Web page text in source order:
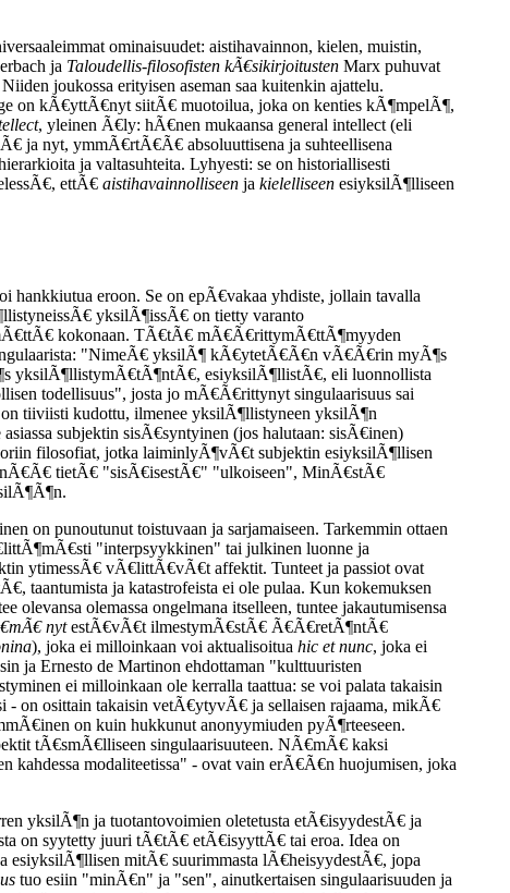
ominaisuudet: aistihavainnon, kielen, muistin,
ja Taloudellis-filosofisten kÃ€sikirjoitusten Marx puhuvat
joukossa erityisen aseman saa kuitenkin ajattelu.
on kÃ€yttÃ€nyt siitÃ€ muotoilua, joka on kenties kÃ¶mpelÃ¶,
, yleinen Ã€ly: hÃ€nen mukaansa general intellect (eli
ja nyt, ymmÃ€rtÃ€Ã€ absoluuttisena ja suhteellisena
ja valtasuhteita. Lyhyesti: se on historiallisesti
ettÃ€ aistihavainnolliseen ja kielelliseen esiyksilÃ¶lliseen
eroon. Se on epÃ€vakaa yhdiste, jollain tavalla
yksilÃ¶issÃ€ on tietty varanto
kokonaan. TÃ€tÃ€ mÃ€Ã€rittymÃ€ttÃ¶myyden
"NimeÃ€ yksilÃ¶ kÃ€ytetÃ€Ã€n vÃ€Ã€rin myÃ¶s
yksilÃ¶llistymÃ€tÃ¶ntÃ€, esiyksilÃ¶llistÃ€, eli luonnollista
todellisuus", josta jo mÃ€Ã€rittynyt singulaarisuus sai
tiiviisti kudottu, ilmenee yksilÃ¶llistyneen yksilÃ¶n
subjektin sisÃ€syntyinen (jos halutaan: sisÃ€inen)
filosofiat, jotka laiminlyÃ¶vÃ€t subjektin esiyksilÃ¶llisen
tietÃ€ "sisÃ€isestÃ€" "ulkoiseen", MinÃ€stÃ€
on punoutunut toistuvaan ja sarjamaiseen. Tarkemmin ottaen
"interpsyykkinen" tai julkinen luonne ja
ytimessÃ€ vÃ€littÃ€vÃ€t affektit. Tunteet ja passiot ovat
taantumista ja katastrofeista ei ole pulaa. Kun kokemuksen
olemassa ongelmana itselleen, tuntee jakautumisensa
nytestÃ€vÃ€t ilmestymÃ€stÃ€ Ã€Ã€retÃ¶ntÃ€
), joka ei milloinkaan voi aktualisoitua hic et nunc, joka ei
ja Ernesto de Martinon ehdottaman "kulttuuristen
ei milloinkaan ole kerralla taattua: se voi palata takaisin
on osittain takaisin vetÃ€ytyvÃ€ ja sellaisen rajaama, mikÃ€
on kuin hukkunut anonyymiuden pyÃ¶rteeseen.
tÃ€smÃ€lliseen singulaarisuuteen. NÃ€mÃ€ kaksi
modaliteetissa" - ovat vain erÃ€Ã€n huojumisen, joka
yksilÃ¶n ja tuotantovoimien oletetusta etÃ€isyydestÃ€ ja
on syytetty juuri tÃ€tÃ€ etÃ€isyyttÃ€ tai eroa. Idea on
mitÃ€ suurimmasta lÃ€heisyydestÃ€, jopa
tuo esiin "minÃ€n" ja "sen", ainutkertaisen singulaarisuuden ja